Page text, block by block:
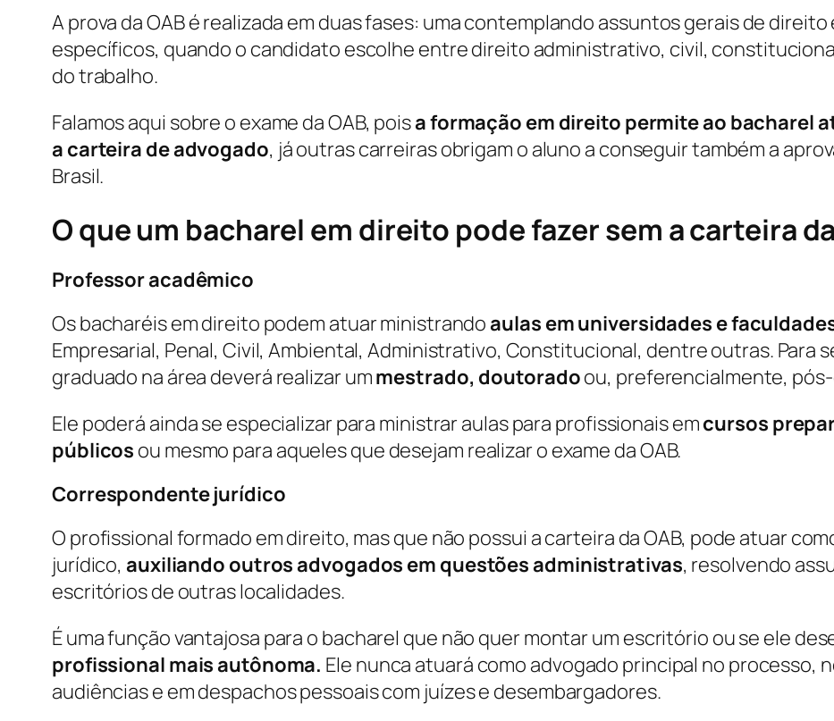
A prova da OAB é realizada em duas fases: uma contemplando assuntos gerais de
específicos, quando o candidato escolhe entre direito administrativo, civil,
do trabalho.
Falamos aqui sobre o exame da OAB, poisa formação em direito permite ao bacharel
a carteira de advogado, já outras carreiras obrigam o aluno a conseguir também a
Brasil.
O que um bacharel em direito pode fazer sem a carteira
Professor acadêmico
Os bacharéis em direito podem atuar ministrandoaulas em universidades e
Empresarial, Penal, Civil, Ambiental, Administrativo, Constitucional, dentre outras. Para
graduado na área deverá realizar ummestrado, doutoradoou, preferencialmente,
Ele poderá ainda se especializar para ministrar aulas para profissionais emcursos
públicos ou mesmo para aqueles que desejam realizar o exame da OAB.
Correspondente jurídico
O profissional formado em direito, mas que não possui a carteira da OAB, pode atuar
jurídico,auxiliando outros advogados em questões administrativas, resolvendo
escritórios de outras localidades.
É uma função vantajosa para o bacharel que não quer montar um escritório ou se ele
profissional mais autônoma. Ele nunca atuará como advogado principal no processo,
audiências e em despachos pessoais com juízes e desembargadores.